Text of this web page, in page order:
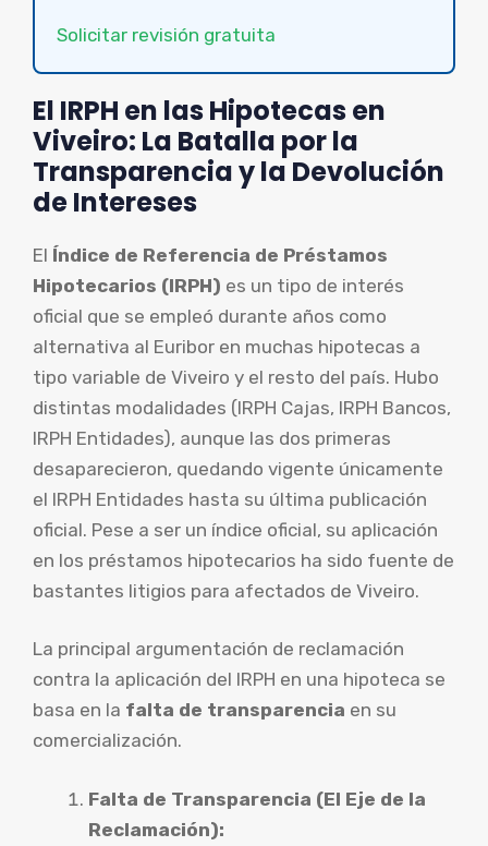
Solicitar revisión gratuita
El IRPH en las Hipotecas en
Viveiro: La Batalla por la
Transparencia y la Devolución
de Intereses
El Índice de Referencia de Préstamos
Hipotecarios (IRPH) es un tipo de interés
oficial que se empleó durante años como
alternativa al Euribor en muchas hipotecas a
tipo variable de Viveiro y el resto del país. Hubo
distintas modalidades (IRPH Cajas, IRPH Bancos,
IRPH Entidades), aunque las dos primeras
desaparecieron, quedando vigente únicamente
el IRPH Entidades hasta su última publicación
oficial. Pese a ser un índice oficial, su aplicación
en los préstamos hipotecarios ha sido fuente de
bastantes litigios para afectados de Viveiro.
La principal argumentación de reclamación
contra la aplicación del IRPH en una hipoteca se
basa en la falta de transparencia en su
comercialización.
Falta de Transparencia (El Eje de la
Reclamación):